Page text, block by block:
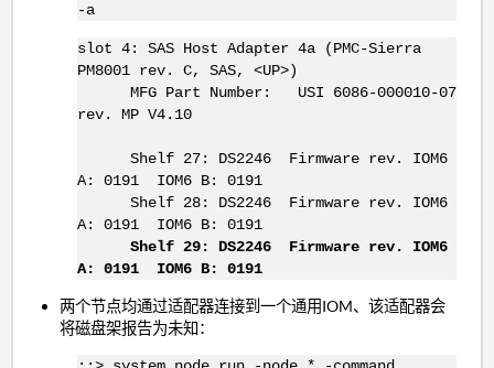
-a
slot 4: SAS Host Adapter 4a (PMC-Sierra
PM8001 rev. C, SAS, <UP>)
MFG Part Number: USI 6086-000010-07
rev. MP V4.10
Shelf 27: DS2246 Firmware rev. IOM6
A: 0191 IOM6 B: 0191
Shelf 28: DS2246 Firmware rev. IOM6
A: 0191 IOM6 B: 0191
Shelf 29: DS2246 Firmware rev. IOM6
A: 0191 IOM6 B: 0191
两个节点均通过适配器连接到一个通用IOM、该适配器会
将磁盘架报告为未知：